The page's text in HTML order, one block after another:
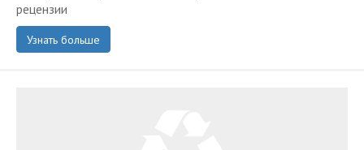
рецензии
Узнать больше